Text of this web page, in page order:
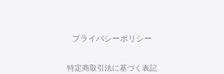
プライバシーポリシー
特定商取引法に基づく表記